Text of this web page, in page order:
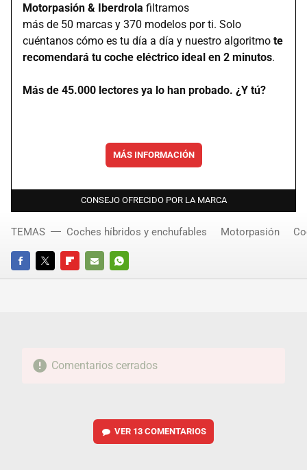
Motorpasión & Iberdrola filtramos
más de 50 marcas y 370 modelos por ti. Solo
cuéntanos cómo es tu día a día y nuestro algoritmo te
recomendará tu coche eléctrico ideal en 2 minutos.
Más de 45.000 lectores ya lo han probado. ¿Y tú?
MÁS INFORMACIÓN
CONSEJO OFRECIDO POR LA MARCA
FACEBOOKTWITTERFLIPBOARD
E-
WHATSAPP
TEMAS Coches híbridos y enchufables Motorpasión
Comentarios cerrados
VER 13 COMENTARIOS